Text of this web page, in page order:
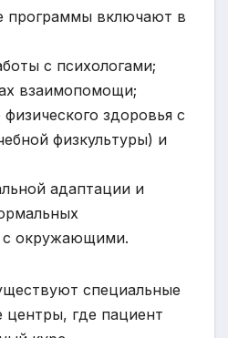
программы включают в
с психологами;
взаимопомощи;
здоровья с
физкультуры) и
адаптации и
с окружающими.
специальные
центры, где пациент